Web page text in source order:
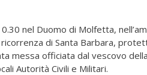
nel Duomo di Molfetta,
di Santa Barbara,
messa officiata dal vescovo
Autorità Civili e Militari.